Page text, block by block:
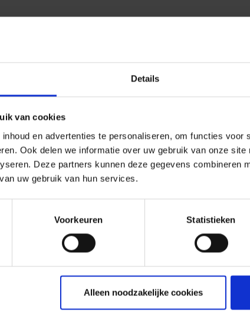
Details
van cookies
en advertenties te personaliseren, om functies voor
Ook delen we informatie over uw gebruik van onze
Deze partners kunnen deze gegevens combineren
uw gebruik van hun services.
Voorkeuren Statistieken
Alleen noodzakelijke cookies